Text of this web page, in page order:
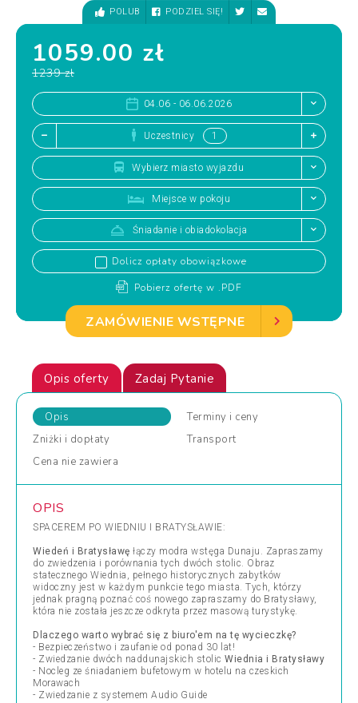
POLUB PODZIEL SIĘ!
1059.00 zł
1239 zł
04.06 - 06.06.2026
Uczestnicy
Wybierz miasto wyjazdu
Miejsce w pokoju
Śniadanie i obiadokolacja
Dolicz opłaty obowiązkowe
Pobierz ofertę w .PDF
ZAMÓWIENIE WSTĘPNE
Opis oferty Zadaj Pytanie
Opis Terminy i ceny
Zniżki i dopłaty
Transport
Cena nie zawiera
OPIS
SPACEREM PO WIEDNIU I BRATYSŁAWIE:
Wiedeń i Bratysławę łączy modra wstęga Dunaju. Zapraszamy
do zwiedzenia i porównania tych dwóch stolic. Obraz
statecznego Wiednia, pełnego historycznych zabytków
widoczny jest w każdym punkcie tego miasta. Tych, którzy
jednak pragną poznać coś nowego zapraszamy do Bratysławy,
która nie została jeszcze odkryta przez masową turystykę.
Dlaczego warto wybrać się z biuro'em na tę wycieczkę?
- Bezpieczeństwo i zaufanie od ponad 30 lat!
- Zwiedzanie dwóch naddunajskich stolic Wiednia i Bratysławy
- Nocleg ze śniadaniem bufetowym w hotelu na czeskich
Morawach
- Zwiedzanie z systemem Audio Guide